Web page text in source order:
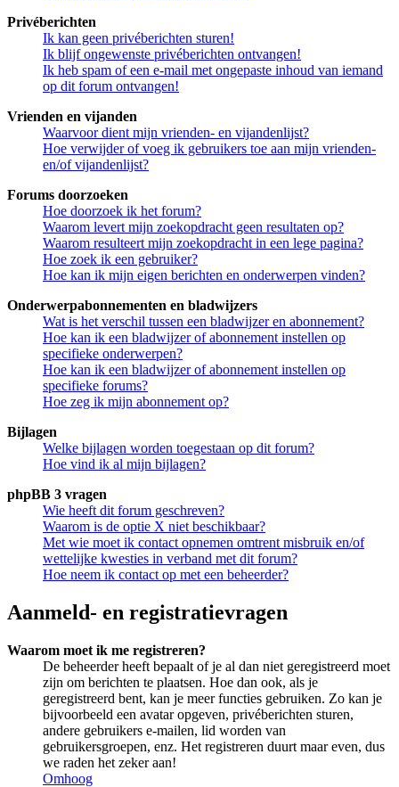
Privéberichten
Ik kan geen privéberichten sturen!
Ik blijf ongewenste privéberichten ontvangen!
Ik heb spam of een e-mail met ongepaste inhoud van iemand
op dit forum ontvangen!
Vrienden en vijanden
Waarvoor dient mijn vrienden- en vijandenlijst?
Hoe verwijder of voeg ik gebruikers toe aan mijn vrienden-
en/of vijandenlijst?
Forums doorzoeken
Hoe doorzoek ik het forum?
Waarom levert mijn zoekopdracht geen resultaten op?
Waarom resulteert mijn zoekopdracht in een lege pagina?
Hoe zoek ik een gebruiker?
Hoe kan ik mijn eigen berichten en onderwerpen vinden?
Onderwerpabonnementen en bladwijzers
Wat is het verschil tussen een bladwijzer en abonnement?
Hoe kan ik een bladwijzer of abonnement instellen op
specifieke onderwerpen?
Hoe kan ik een bladwijzer of abonnement instellen op
specifieke forums?
Hoe zeg ik mijn abonnement op?
Bijlagen
Welke bijlagen worden toegestaan op dit forum?
Hoe vind ik al mijn bijlagen?
phpBB 3 vragen
Wie heeft dit forum geschreven?
Waarom is de optie X niet beschikbaar?
Met wie moet ik contact opnemen omtrent misbruik en/of
wettelijke kwesties in verband met dit forum?
Hoe neem ik contact op met een beheerder?
Aanmeld- en registratievragen
Waarom moet ik me registreren?
De beheerder heeft bepaalt of je al dan niet geregistreerd moet
zijn om berichten te plaatsen. Hoe dan ook, als je
geregistreerd bent, kan je meer functies gebruiken. Zo kan je
bijvoorbeeld een avatar opgeven, privéberichten sturen,
andere gebruikers e-mailen, lid worden van
gebruikersgroepen, enz. Het registreren duurt maar even, dus
we raden het zeker aan!
Omhoog